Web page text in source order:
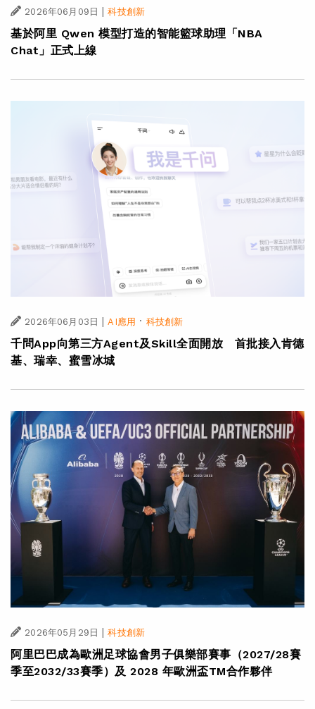
2026年06月09日 | 科技創新
基於阿里 Qwen 模型打造的智能籃球助理「NBA
Chat」正式上線
2026年06月03日 | AI應用 · 科技創新
千問App向第三方Agent及Skill全面開放 首批接入肯德
基、瑞幸、蜜雪冰城
2026年05月29日 | 科技創新
阿里巴巴成為歐洲足球協會男子俱樂部賽事（2027/28賽
季至2032/33賽季）及 2028 年歐洲盃TM合作夥伴